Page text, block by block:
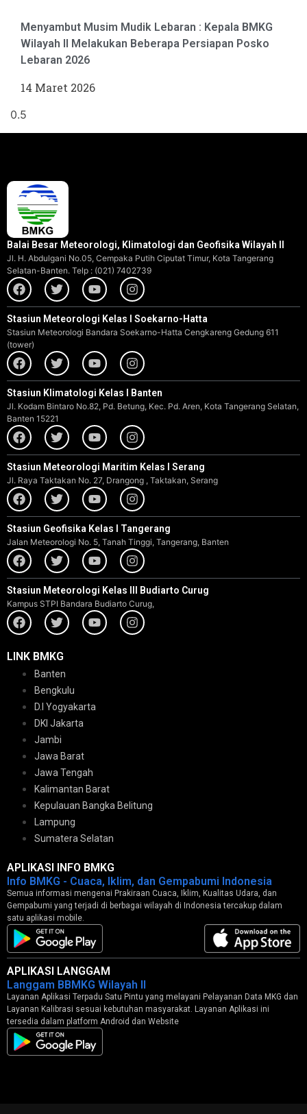
Menyambut Musim Mudik Lebaran : Kepala BMKG
Wilayah II Melakukan Beberapa Persiapan Posko
Lebaran 2026
14 Maret 2026
Balai Besar Meteorologi, Klimatologi dan Geofisika Wilayah II
Jl. H. Abdulgani No.05, Cempaka Putih Ciputat Timur, Kota Tangerang
Selatan-Banten. Telp : (021) 7402739
Stasiun Meteorologi Kelas I Soekarno-Hatta
Stasiun Meteorologi Bandara Soekarno-Hatta Cengkareng Gedung 611
(tower)
Stasiun Klimatologi Kelas I Banten
Jl. Kodam Bintaro No.82, Pd. Betung, Kec. Pd. Aren, Kota Tangerang Selatan,
Banten 15221
Stasiun Meteorologi Maritim Kelas I Serang
Jl. Raya Taktakan No. 27, Drangong , Taktakan, Serang
Stasiun Geofisika Kelas I Tangerang
Jalan Meteorologi No. 5, Tanah Tinggi, Tangerang, Banten
Stasiun Meteorologi Kelas III Budiarto Curug
Kampus STPI Bandara Budiarto Curug,
LINK BMKG
Banten
Bengkulu
D.I Yogyakarta
DKI Jakarta
Jambi
Jawa Barat
Jawa Tengah
Kalimantan Barat
Kepulauan Bangka Belitung
Lampung
Sumatera Selatan
APLIKASI INFO BMKG
Info BMKG - Cuaca, Iklim, dan Gempabumi Indonesia
Semua informasi mengenai Prakiraan Cuaca, Iklim, Kualitas Udara, dan
Gempabumi yang terjadi di berbagai wilayah di Indonesia tercakup dalam
satu aplikasi mobile.
APLIKASI LANGGAM
Langgam BBMKG Wilayah II
Layanan Aplikasi Terpadu Satu Pintu yang melayani Pelayanan Data MKG dan
Layanan Kalibrasi sesuai kebutuhan masyarakat. Layanan Aplikasi ini
tersedia dalam platform Android dan Website